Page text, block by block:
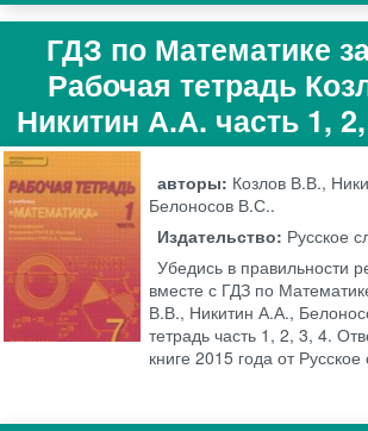
ГДЗ по Математике
Рабочая тетрадь
Никитин А.А. часть 1,
авторы: Козлов В.В.,
Белоносов В.С..
Издательство: Русское
Убедись в правильности
вместе с ГДЗ по
В.В., Никитин А.А.,
тетрадь часть 1, 2, 3, 4.
книге 2015 года от